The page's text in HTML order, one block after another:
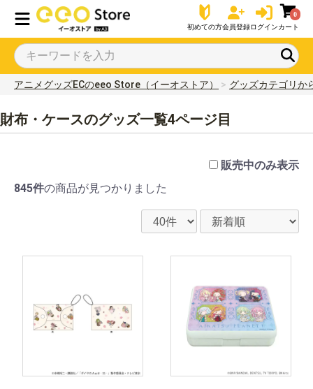
初めての方会員登録ログイン
0
カート
アニメグッズECのeeo Store（イーオストア） グッズカテゴリか
財布・ケースのグッズ一覧4ページ目
販売中のみ表示
845件の商品が見つかりました